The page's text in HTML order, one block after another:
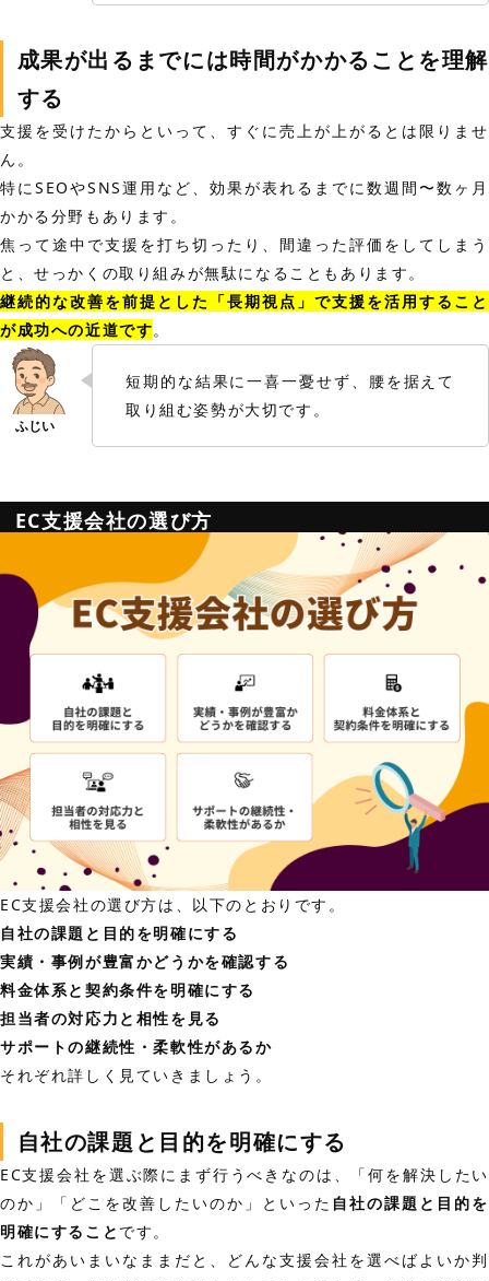
成果が出るまでには時間がかかることを理解
する
支援を受けたからといって、すぐに売上が上がるとは限りませ
ん。
特にSEOやSNS運用など、効果が表れるまでに数週間〜数ヶ月
かかる分野もあります。
焦って途中で支援を打ち切ったり、間違った評価をしてしまう
と、せっかくの取り組みが無駄になることもあります。
継続的な改善を前提とした「長期視点」で支援を活用すること
が成功への近道です。
短期的な結果に一喜一憂せず、腰を据えて
取り組む姿勢が大切です。
EC支援会社の選び方
EC支援会社の選び方は、以下のとおりです。
自社の課題と目的を明確にする
実績・事例が豊富かどうかを確認する
料金体系と契約条件を明確にする
担当者の対応力と相性を見る
サポートの継続性・柔軟性があるか
それぞれ詳しく見ていきましょう。
自社の課題と目的を明確にする
EC支援会社を選ぶ際にまず行うべきなのは、「何を解決したい
のか」「どこを改善したいのか」といった 自社の課題と目的を
明確にすること です。
これがあいまいなままだと、どんな支援会社を選べばよいか判